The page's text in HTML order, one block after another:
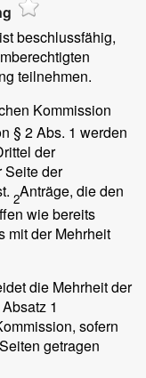
beschlussfähig,
teilnehmen.
Kommission
§ 2 Abs. 1 werden
der
Seite der
2Anträge, die den
wie bereits
mit der Mehrheit
die Mehrheit der
1
sofern
getragen